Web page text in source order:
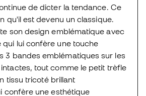
de dicter la tendance. Ce
qu'il est devenu un classique.
son design emblématique avec
qui lui confère une touche
3 bandes emblématiques sur les
tout comme le petit trèfle
tissu tricoté brillant
confère une esthétique